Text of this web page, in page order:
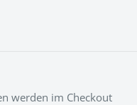
werden im Checkout